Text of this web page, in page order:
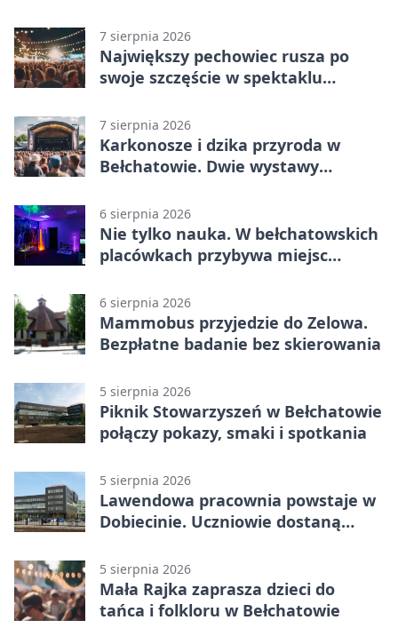
7 sierpnia 2026
Największy pechowiec rusza po
swoje szczęście w spektaklu
7 sierpnia 2026
Karkonosze i dzika przyroda w
Bełchatowie. Dwie wystawy
6 sierpnia 2026
Nie tylko nauka. W bełchatowskich
placówkach przybywa miejsc
6 sierpnia 2026
Mammobus przyjedzie do Zelowa.
Bezpłatne badanie bez skierowania
5 sierpnia 2026
Piknik Stowarzyszeń w Bełchatowie
połączy pokazy, smaki i spotkania
5 sierpnia 2026
Lawendowa pracownia powstaje w
Dobiecinie. Uczniowie dostaną
5 sierpnia 2026
Mała Rajka zaprasza dzieci do
tańca i folkloru w Bełchatowie